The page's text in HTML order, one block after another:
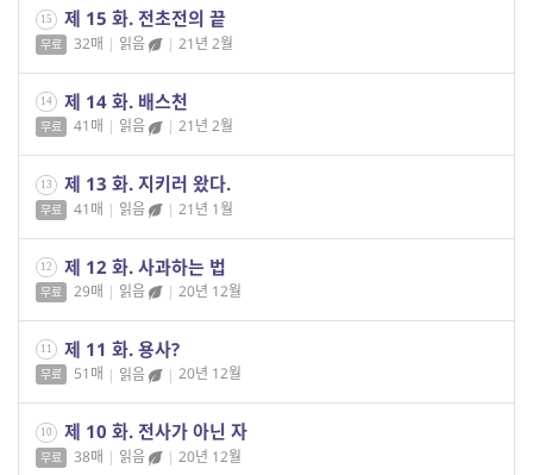
15 제 15 화. 전초전의 끝
무료 32매 | 읽음 | 21년 2월
14 제 14 화. 배스천
무료 41매 | 읽음 | 21년 2월
13 제 13 화. 지키러 왔다.
무료 41매 | 읽음 | 21년 1월
12 제 12 화. 사과하는 법
무료 29매 | 읽음 | 20년 12월
11 제 11 화. 용사?
무료 51매 | 읽음 | 20년 12월
10 제 10 화. 전사가 아닌 자
무료 38매 | 읽음 | 20년 12월